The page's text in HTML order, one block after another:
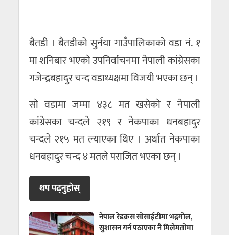
बैतडी । बैतडीको सुर्नया गाउँपालिकाकाे वडा नं. १
मा शनिबार भएकाे उपनिर्वाचनमा नेपाली कांग्रेसका
गजेन्द्रबहादुर चन्द वडाध्यक्षमा विजयी भएका छन् ।
साे वडामा जम्मा ४३८ मत खसेकाे र नेपाली
कांग्रेसका चन्दले २१९ र नेकपाका धनबहादुर
चन्दले २१५ मत ल्याएका थिए । अर्थात नेकपाका
धनबहादुर चन्द ४ मतले पराजित भएका छन् ।
थप पढ्नुहाेस्
नेपाल रेडक्रस सोसाईटीमा भद्रगोल,
सुशासन गर्न पठाएका नै मिलेमतोमा